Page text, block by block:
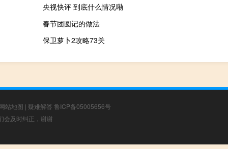
央视快评 到底什么情况嘞
春节团圆记的做法
保卫萝卜2攻略73关
站地图 | 疑难解答 鲁ICP备05005656号
会及时纠正，谢谢